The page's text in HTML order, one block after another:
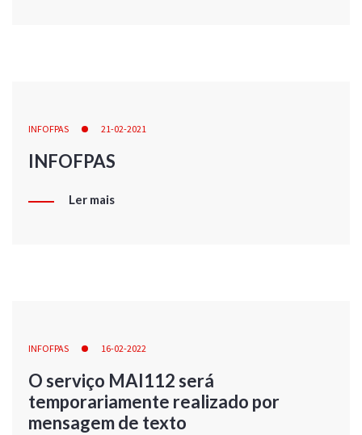
INFOFPAS 21-02-2021
INFOFPAS
Ler mais
INFOFPAS 16-02-2022
O serviço MAI112 será
temporariamente realizado por
mensagem de texto